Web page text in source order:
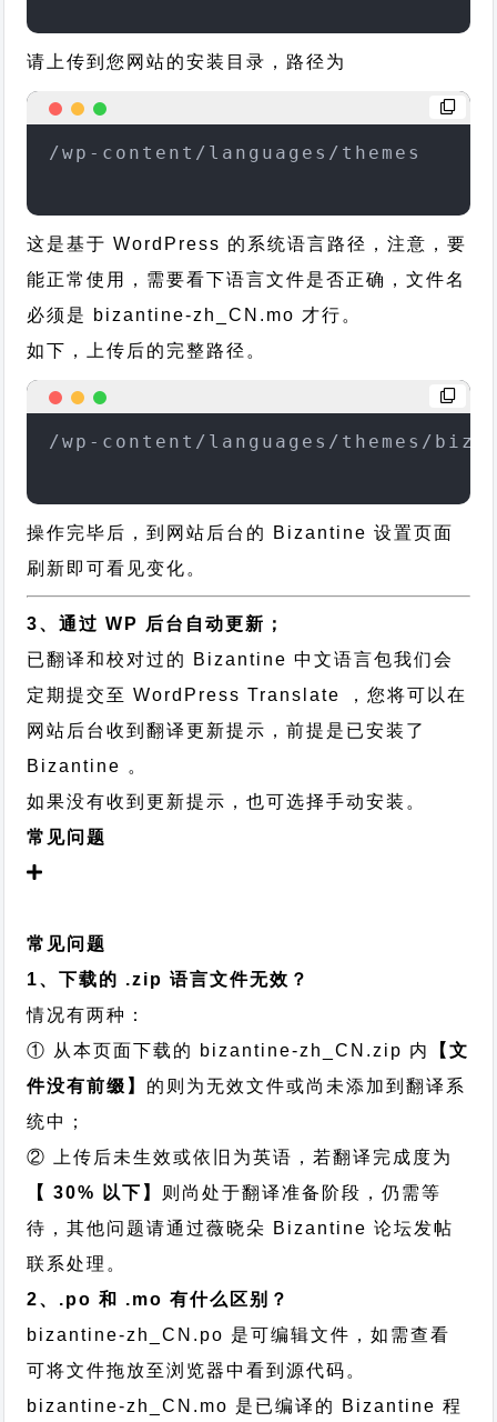
请上传到您网站的安装目录，路径为
/wp-content/languages/themes
这是基于 WordPress 的系统语言路径，注意，要
能正常使用，需要看下语言文件是否正确，文件名
必须是 bizantine-zh_CN.mo 才行。
如下，上传后的完整路径。
/wp-content/languages/themes/
操作完毕后，到网站后台的 Bizantine 设置页面
刷新即可看见变化。
3、通过 WP 后台自动更新；
已翻译和校对过的 Bizantine 中文语言包我们会
定期提交至 WordPress Translate ，您将可以在
网站后台收到翻译更新提示，前提是已安装了
Bizantine 。
如果没有收到更新提示，也可选择手动安装。
常见问题
常见问题
1、下载的 .zip 语言文件无效？
情况有两种：
① 从本页面下载的 bizantine-zh_CN.zip 内
【文
件没有前缀】 的则为无效文件或尚未添加到翻译系
统中；
② 上传后未生效或依旧为英语，若翻译完成度为
【 30% 以下】 则尚处于翻译准备阶段，仍需等
待，其他问题请通过薇晓朵 Bizantine 论坛发帖
联系处理。
2、.po 和 .mo 有什么区别？
bizantine-zh_CN.po 是可编辑文件，如需查看
可将文件拖放至浏览器中看到源代码。
bizantine-zh_CN.mo 是已编译的 Bizantine 程